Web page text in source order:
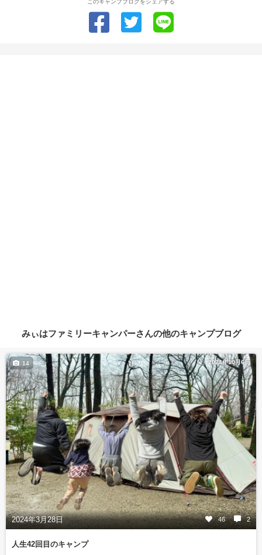
みぃはファミリーキャンパーさんの他のキャンプブログ
2024年10月6日
2024年3月28日 46 2
14
人生42回目のキャンプ